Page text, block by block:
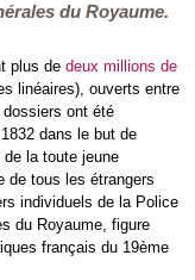
du Royaume.
plus de deux millions de
linéaires), ouverts entre
ont été
dans le but de
la toute jeune
de tous les étrangers
individuels de la Police
du Royaume, figure
français du 19ème